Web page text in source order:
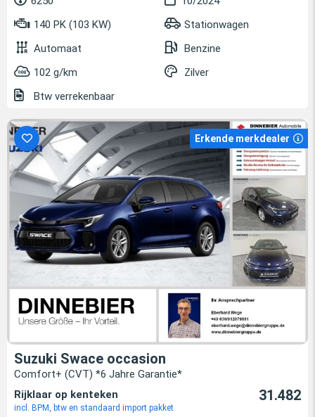
140 PK (103 KW)
Stationwagen
Automaat
Benzine
102 g/km
Zilver
Btw verrekenbaar
Erkende merkdealer
Suzuki Swace occasion
Comfort+ (CVT) *6 Jahre Garantie*
Rijklaar op kenteken
incl. BPM, btw en standaard import pakket
31.482